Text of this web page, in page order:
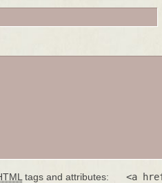
tags and attributes:
<a